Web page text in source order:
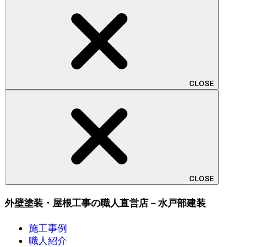
CLOSE
CLOSE
外壁塗装・屋根工事の職人直営店－水戸部建装
施工事例
職人紹介